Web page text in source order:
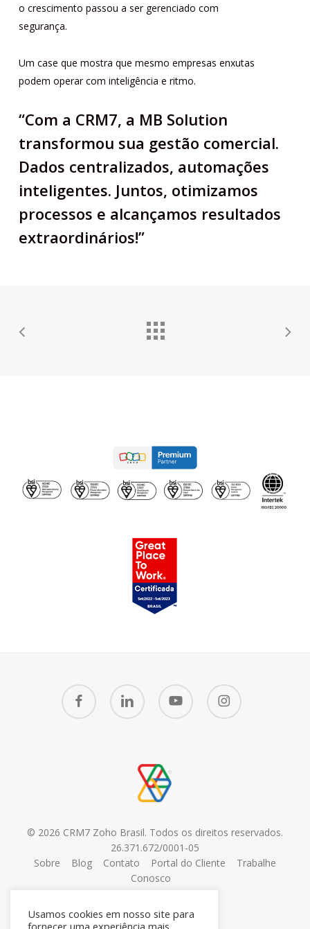
o crescimento passou a ser gerenciado com
segurança.
Um case que mostra que mesmo empresas enxutas
podem operar com inteligência e ritmo.
“Com a CRM7, a MB Solution
transformou sua gestão comercial.
Dados centralizados, automações
inteligentes. Juntos, otimizamos
processos e alcançamos resultados
extraordinários!”
facebook linkedin youtube instagram
© 2026 CRM7 Zoho Brasil. Todos os direitos reservados.
26.371.672/0001-05
Sobre
Blog Contato Portal do Cliente
Trabalhe
Conosco
Usamos cookies em nosso site para
fornecer uma experiência mais